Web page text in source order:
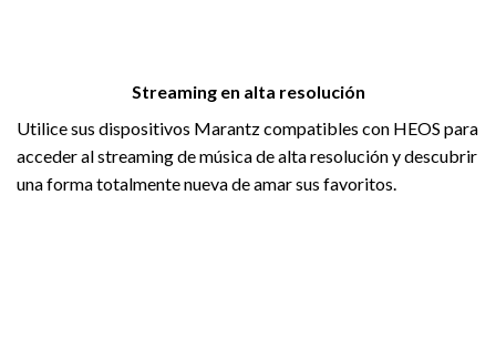
Streaming en alta resolución
Utilice sus dispositivos Marantz compatibles con HEOS para
acceder al streaming de música de alta resolución y descubrir
una forma totalmente nueva de amar sus favoritos.